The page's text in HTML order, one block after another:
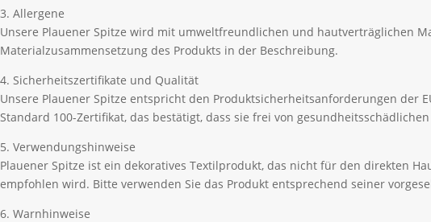
3. Allergene
Unsere Plauener Spitze wird mit umweltfreundlichen und hautverträglichen
Materialzusammensetzung des Produkts in der Beschreibung.
4. Sicherheitszertifikate und Qualität
Unsere Plauener Spitze entspricht den Produktsicherheitsanforderungen der
Standard 100-Zertifikat, das bestätigt, dass sie frei von
5. Verwendungshinweise
Plauener Spitze ist ein dekoratives Textilprodukt, das nicht für den direkten
empfohlen wird. Bitte verwenden Sie das Produkt entsprechend seiner
6. Warnhinweise